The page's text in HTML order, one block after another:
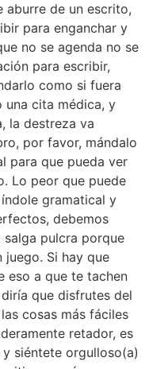
aburre de un escrito,
para enganchar y
no se agenda no se
para escribir,
como si fuera
cita médica, y
la destreza va
por favor, mándalo
para que pueda ver
Lo peor que puede
gramatical y
debemos
salga pulcra porque
juego. Si hay que
eso a que te tachen
que disfrutes del
cosas más fáciles
retador, es
siéntete orgulloso(a)